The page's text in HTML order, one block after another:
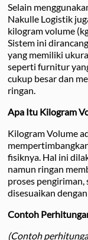
Selain
Nakulle Logistik
kilogram volume
Sistem ini
yang memiliki
seperti furnitur
cukup besar dan
ringan.
Apa Itu Kilogram
Kilogram Volume
fisiknya. Hal ini
namun ringan
proses
disesuaikan
Contoh
(Contoh